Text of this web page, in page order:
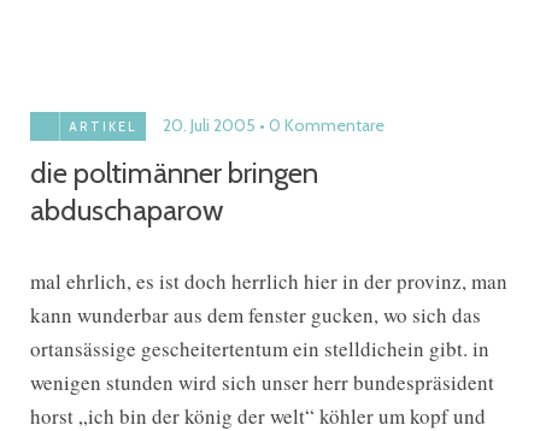
ARTIKEL 20. Juli 2005 0 Kommentare
die poltimänner bringen
abduschaparow
mal ehrlich, es ist doch herrlich hier in der provinz, man
kann wunderbar aus dem fenster gucken, wo sich das
ortansässige gescheitertentum ein stelldichein gibt. in
wenigen stunden wird sich unser herr bundespräsident
horst „ich bin der könig der welt“ köhler um kopf und